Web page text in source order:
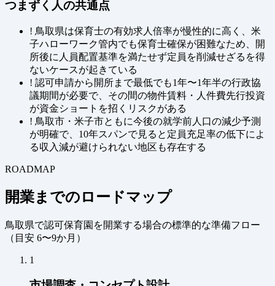
つまずく人の共通点
! 鳥取県は保育士の有効求人倍率が慢性的に高く、米
子ハローワーク管内でも保育士確保が困難なため、開
所後に人員配置基準を満たせず定員を削減せざるを得
ないケースが起きている
! 認可申請から開所まで最低でも1年〜1年半の行政協
議期間が必要で、その間の物件賃料・人件費先行投資
が資金ショートを招くリスクがある
! 鳥取市・米子市ともに今後の就学前人口の減少予測
が明確で、10年スパンで見ると定員充足率の低下によ
る収入減が避けられない地区も存在する
ROADMAP
開業までのロードマップ
鳥取県で認可保育園を開業する場合の標準的な準備フロー
（ 目安 6〜9か月 ）
1